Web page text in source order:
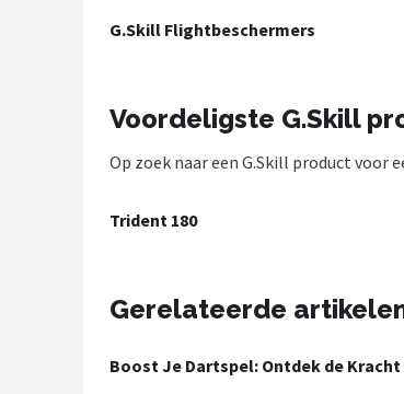
Dartshop
Winmau
ABC Darts
G.Skill Flightbeschermers
Voordeligste G.Skill
Op zoek naar een G.Skill product voor
Trident 180
Gerelateerde
Boost Je Dartspel: Ontdek de